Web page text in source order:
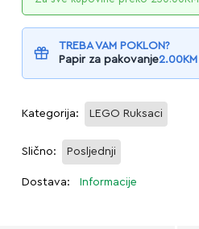
TREBA VAM POKLON?
Papir za pakovanje2.00KM
Kategorija: LEGO Ruksaci
Slično: Posljednji
Dostava: Informacije